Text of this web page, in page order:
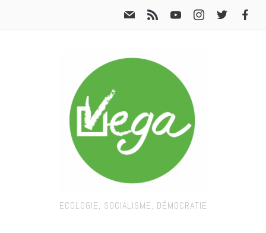
ECOLOGIE, SOCIALISME, DÉMOCRATIE